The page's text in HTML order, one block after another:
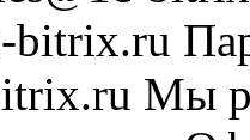
bitrix.ru
Мы